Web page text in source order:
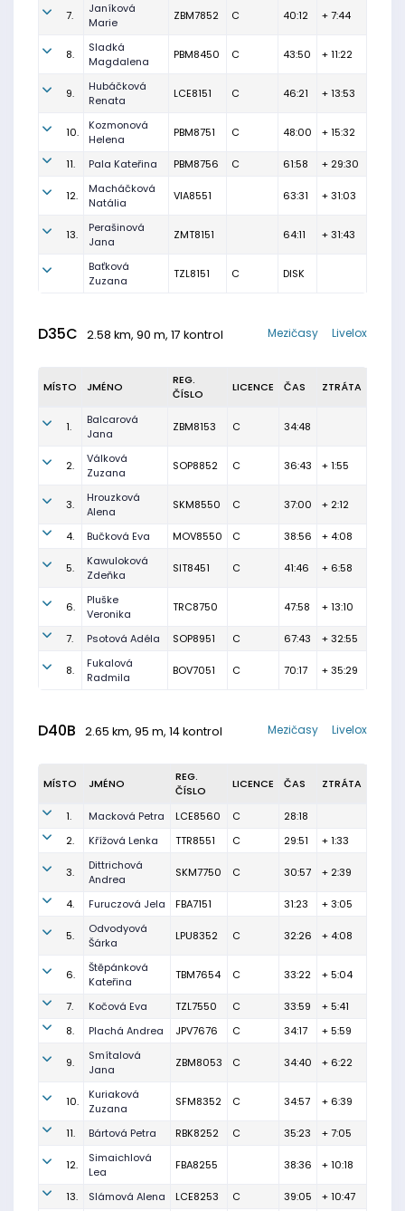
7.
Janíková
Marie
ZBM7852 C 40:12 + 7:44
8.
Sladká
Magdalena
PBM8450 C 43:50 + 11:22
9.
Hubáčková
Renata
LCE8151 C 46:21 + 13:53
10.
Kozmonová
Helena
PBM8751 C 48:00 + 15:32
11. Pala Kateřina PBM8756 C 61:58 + 29:30
12.
Macháčková
Natália
VIA8551 63:31 + 31:03
13.
Perašinová
Jana
ZMT8151 64:11 + 31:43
Baťková
Zuzana
TZL8151 C DISK
D35C 2.58 km, 90 m, 17 kontrol Livelox
Mezičasy
MÍSTO JMÉNO
REG.
ČÍSLO
LICENCE ČAS ZTRÁTA
1.
Balcarová
Jana
ZBM8153 C 34:48
2.
Válková
Zuzana
SOP8852 C 36:43 + 1:55
3.
Hrouzková
Alena
SKM8550 C 37:00 + 2:12
4. Bučková Eva MOV8550 C 38:56 + 4:08
5.
Kawuloková
Zdeňka
SIT8451 C 41:46 + 6:58
6.
Pluške
Veronika
TRC8750 47:58 + 13:10
7. Psotová Adéla SOP8951 C 67:43 + 32:55
8.
Fukalová
Radmila
BOV7051 C 70:17 + 35:29
D40B 2.65 km, 95 m, 14 kontrol Livelox
Mezičasy
MÍSTO JMÉNO
REG.
ČÍSLO
LICENCE ČAS ZTRÁTA
1. Macková Petra LCE8560 C
28:18
2.
Křížová Lenka TTR8551 C 29:51 + 1:33
3.
Dittrichová
Andrea
SKM7750 C 30:57 + 2:39
4. Furuczová Jela FBA7151 31:23 + 3:05
5.
Odvodyová
Šárka
LPU8352 C 32:26 + 4:08
6.
Štěpánková
Kateřina
TBM7654 C 33:22 + 5:04
7. Kočová Eva TZL7550 C 33:59
+ 5:41
8.
Plachá Andrea JPV7676 C 34:17 + 5:59
9.
Smítalová
Jana
ZBM8053 C 34:40 + 6:22
10.
Kuriaková
Zuzana
SFM8352 C 34:57 + 6:39
11. Bártová Petra RBK8252 C 35:23 + 7:05
12.
Simaichlová
Lea
FBA8255 38:36 + 10:18
13. Slámová Alena LCE8253 C 39:05 + 10:47